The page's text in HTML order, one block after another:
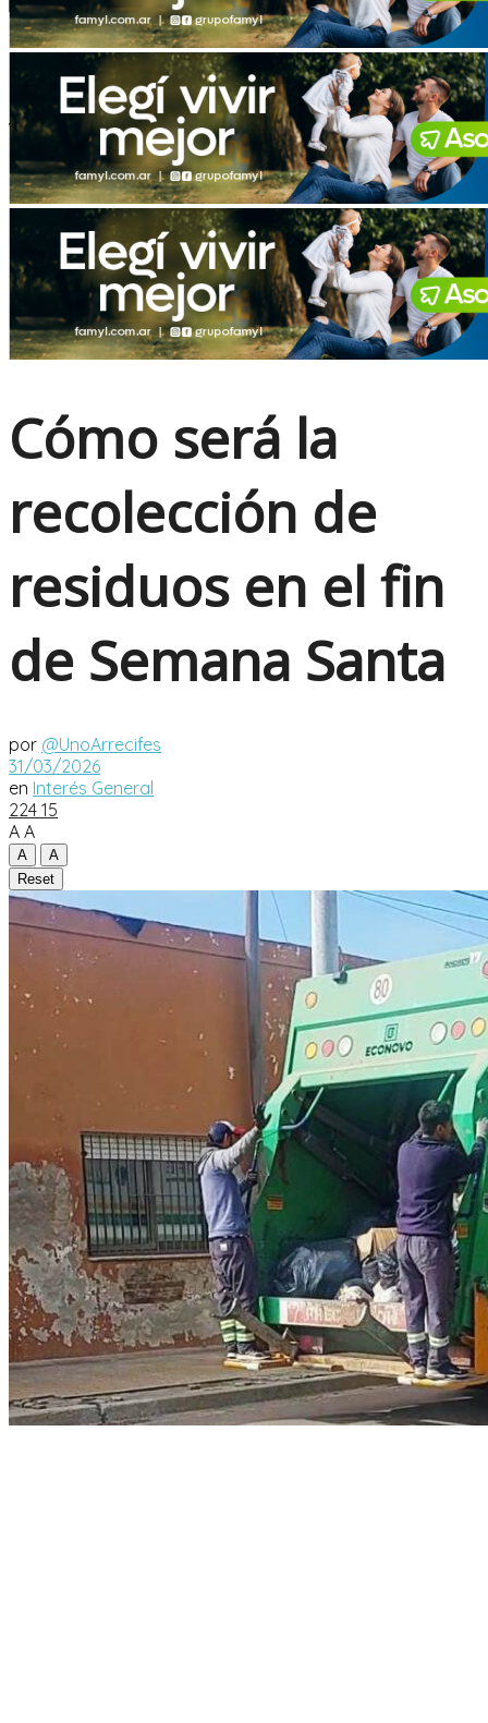
No Result
View All Result
Cómo será la
recolección de
residuos en el fin
de Semana Santa
por @UnoArrecifes
31/03/2026
en Interés General
224 15
A A
A
A
Reset